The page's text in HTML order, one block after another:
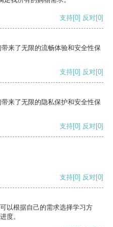
支持[0] 反对[0]
来了无限的流畅体验和安全性保
支持[0] 反对[0]
来了无限的隐私保护和安全性保
支持[0] 反对[0]
支持[0] 反对[0]
以根据自己的需求选择学习方
度。